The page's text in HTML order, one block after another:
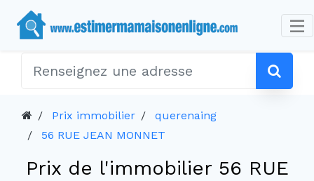
Prix immobilier
querenaing
56 RUE JEAN MONNET
Prix de l'immobilier 56 RUE